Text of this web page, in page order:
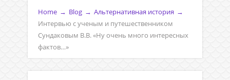
Home → Blog → Альтернативная история →
Интервью с ученым и путешественником
Сундаковым В.В. «Ну очень много интересных
фактов…»